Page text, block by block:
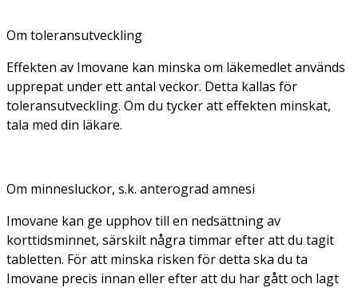
Om toleransutveckling
Effekten av Imovane kan minska om läkemedlet används
upprepat under ett antal veckor. Detta kallas för
toleransutveckling. Om du tycker att effekten minskat,
tala med din läkare.
Om minnesluckor, s.k. anterograd amnesi
Imovane kan ge upphov till en nedsättning av
korttidsminnet, särskilt några timmar efter att du tagit
tabletten. För att minska risken för detta ska du ta
Imovane precis innan eller efter att du har gått och lagt